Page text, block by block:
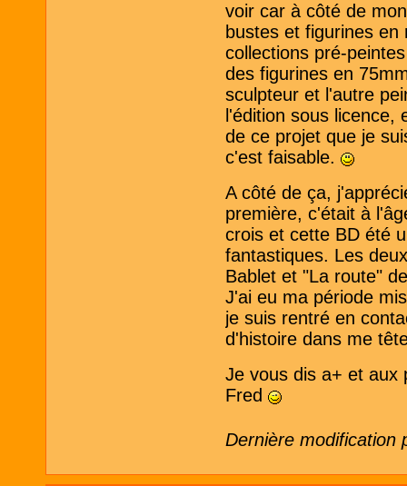
voir car à côté de
bustes et figurines
collections pré-
des figurines en
sculpteur et l'autre
l'édition sous
de ce projet que je
c'est faisable.
A côté de ça,
première, c'était à
crois et cette BD été
fantastiques. Les
Bablet et "La route"
J'ai eu ma période
je suis rentré en
d'histoire dans me
Je vous dis a+ et aux
Fred
Dernière modification